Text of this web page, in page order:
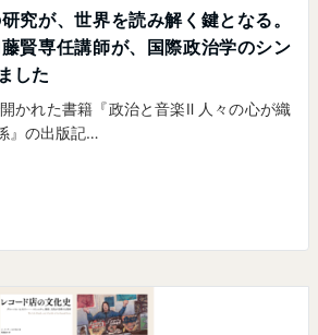
究が、世界を読み解く鍵となる。
賢専任講師が、国際政治学のシン
した
かれた書籍『政治と音楽Ⅱ 人々の心が織
』の出版記…